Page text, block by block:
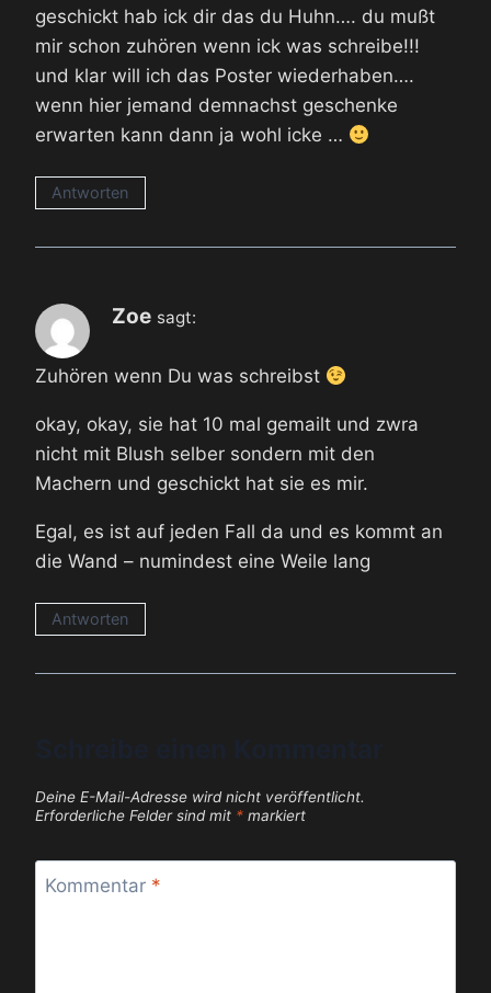
geschickt hab ick dir das du Huhn…. du mußt
mir schon zuhören wenn ick was schreibe!!!
und klar will ich das Poster wiederhaben….
wenn hier jemand demnachst geschenke
erwarten kann dann ja wohl icke …
Antworten
Zoe sagt:
Zuhören wenn Du was schreibst
okay, okay, sie hat 10 mal gemailt und zwra
nicht mit Blush selber sondern mit den
Machern und geschickt hat sie es mir.
Egal, es ist auf jeden Fall da und es kommt an
die Wand – numindest eine Weile lang
Antworten
Deine E-Mail-Adresse wird nicht veröffentlicht.
Erforderliche Felder sind mit * markiert
Kommentar *